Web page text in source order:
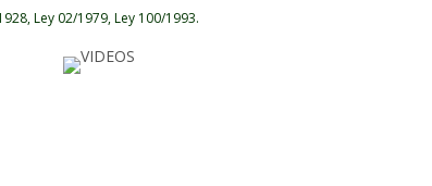
Ley 02/1979, Ley 100/1993.